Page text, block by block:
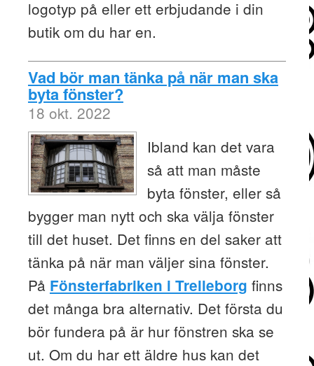
logotyp på eller ett erbjudande i din
butik om du har en.
Vad bör man tänka på när man ska
byta fönster?
18 okt. 2022
Ibland kan det vara
så att man måste
byta fönster, eller så
bygger man nytt och ska välja fönster
till det huset. Det finns en del saker att
tänka på när man väljer sina fönster.
På Fönsterfabriken i Trelleborg finns
det många bra alternativ. Det första du
bör fundera på är hur fönstren ska se
ut. Om du har ett äldre hus kan det